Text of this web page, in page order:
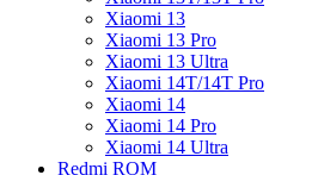
Xiaomi 13
Xiaomi 13 Pro
Xiaomi 13 Ultra
Xiaomi 14T/14T Pro
Xiaomi 14
Xiaomi 14 Pro
Xiaomi 14 Ultra
Redmi ROM